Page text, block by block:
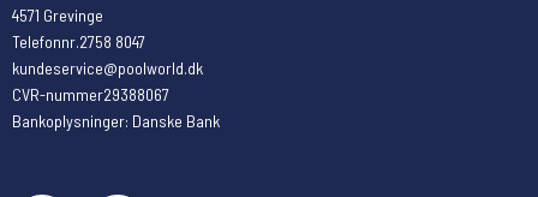
4571 Grevinge
Telefonnr.2758 8047
kundeservice@poolworld.dk
CVR-nummer29388067
Bankoplysninger: Danske Bank